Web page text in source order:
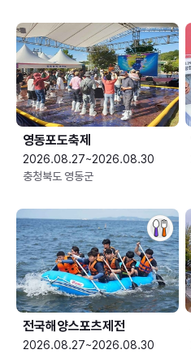
영동포도축제
2026.08.27~2026.08.30
충청북도 영동군
전국해양스포츠제전
2026.08.27~2026.08.30